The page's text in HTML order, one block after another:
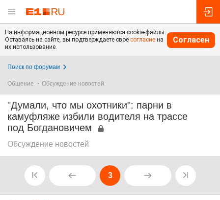
На информационном ресурсе применяются cookie-файлы.
Оставаясь на сайте, вы подтверждаете свое согласие на
их использование.
Согласен
Поиск по форумам
Общение Обсуждение новостей
"Думали, что мы охотники": парни в
камуфляже избили водителя на трассе
под Богдановичем
Обсуждение новостей
3